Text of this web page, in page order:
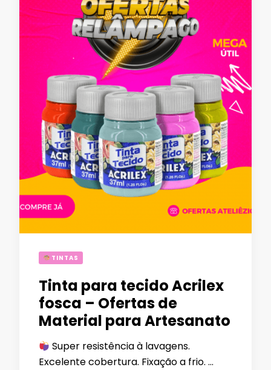
TINTAS
Tinta para tecido Acrilex
fosca – Ofertas de
Material para Artesanato
Super resistência à lavagens.
Excelente cobertura. Fixação a frio. …